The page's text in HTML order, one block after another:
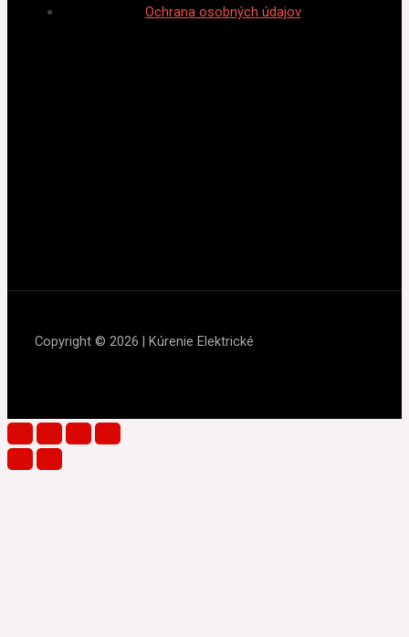
Ochrana osobných údajov
Copyright © 2026 | Kúrenie Elektrické